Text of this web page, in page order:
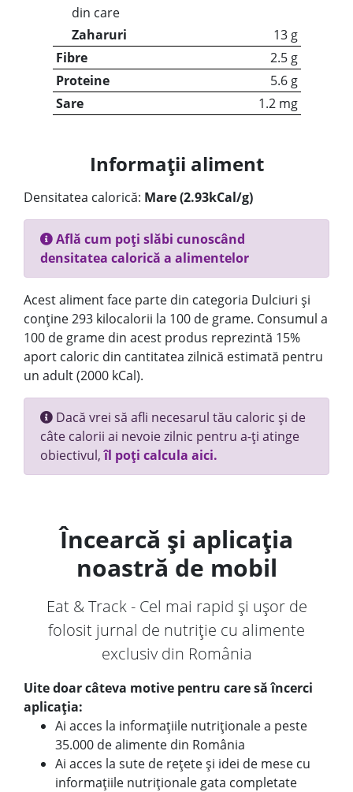
din care
Zaharuri
13 g
Fibre
2.5 g
Proteine
5.6 g
Sare
1.2 mg
Informații aliment
Densitatea calorică: Mare (2.93kCal/g)
Află cum poți slăbi cunoscând
densitatea calorică a alimentelor
Acest aliment face parte din categoria Dulciuri și
conține 293 kilocalorii la 100 de grame. Consumul a
100 de grame din acest produs reprezintă 15%
aport caloric din cantitatea zilnică estimată pentru
un adult (2000 kCal).
Dacă vrei să afli necesarul tău caloric și de
câte calorii ai nevoie zilnic pentru a-ți atinge
obiectivul,îl poți calcula aici.
Încearcă și aplicația
noastră de mobil
Eat & Track - Cel mai rapid și ușor de
folosit jurnal de nutriție cu alimente
exclusiv din România
Uite doar câteva motive pentru care să încerci
aplicația:
Ai acces la informațiile nutriționale a peste
35.000 de alimente din România
Ai acces la sute de rețete și idei de mese cu
informațiile nutriționale gata completate